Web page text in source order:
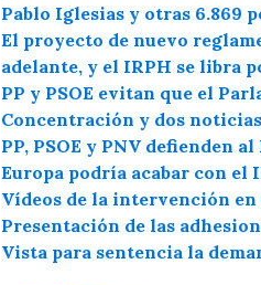
Pablo Iglesias y otras 6.869
El proyecto de nuevo
adelante, y el IRPH se libra
PP y PSOE evitan que el
Concentración y dos
PP, PSOE y PNV defienden
Europa podría acabar con el
Vídeos de la intervención
Presentación de las
Vista para sentencia la